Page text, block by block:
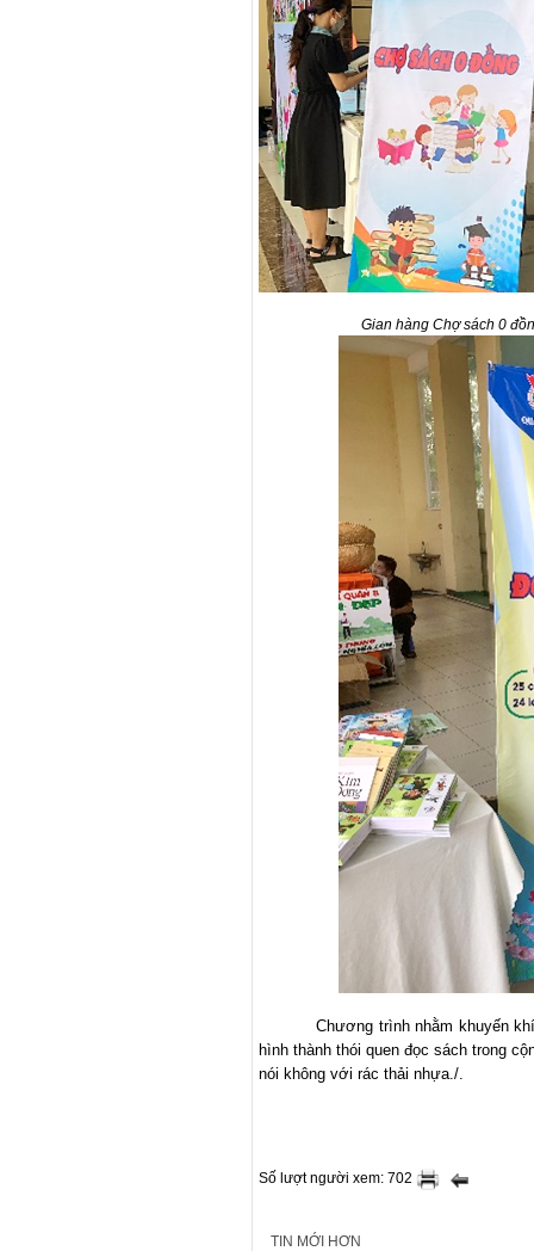
Gian hàng Chợ sách 0
Chương trình nhằm khuyến
hình thành thói quen đọc sách trong
nói không với rác thải nhựa./.
Số lượt người xem: 702
TIN MỚI HƠN